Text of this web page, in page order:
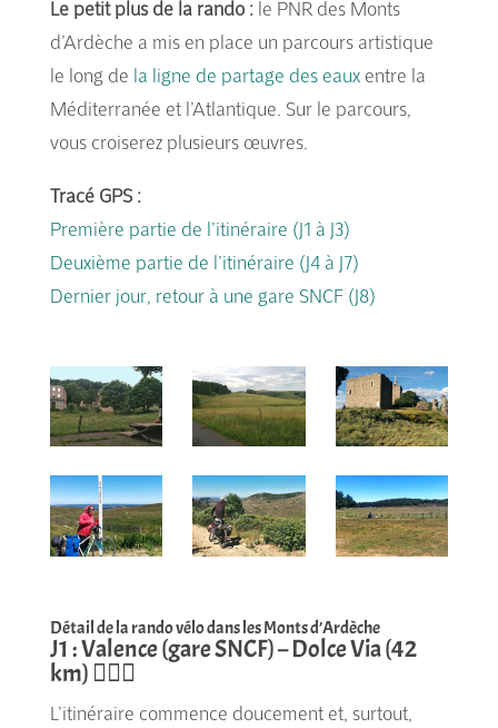
Le petit plus de la rando :le PNR des Monts
d’Ardèche a mis en place un parcours artistique
le long de la ligne de partage des eauxentre la
Méditerranée et l’Atlantique. Sur le parcours,
vous croiserez plusieurs œuvres.
Tracé GPS :
Première partie de l’itinéraire (J1 à J3)
Deuxième partie de l’itinéraire (J4 à J7)
Dernier jour, retour à une gare SNCF (J8)
Détail de la rando vélo dans les Monts d’Ardèche
J1 : Valence (gare SNCF) – Dolce Via (42
km) 🚵🏽‍♀️
L’itinéraire commence doucement et, surtout,